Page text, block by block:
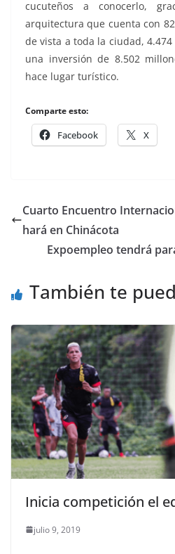
cucuteños a conocerlo,
arquitectura que cuenta con
de vista a toda la ciudad,
una inversión de 8.502
hace lugar turístico.
Comparte esto:
Facebook X
Cuarto Encuentro
hará en Chinácota
Expoempleo tendrá
También te
Inicia competición el
julio 9, 2019